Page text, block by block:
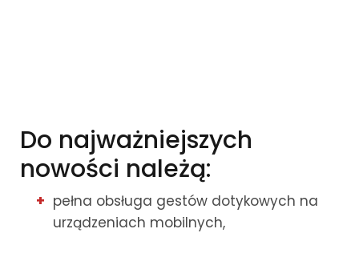
Do najważniejszych
nowości należą:
pełna obsługa gestów dotykowych na
urządzeniach mobilnych,